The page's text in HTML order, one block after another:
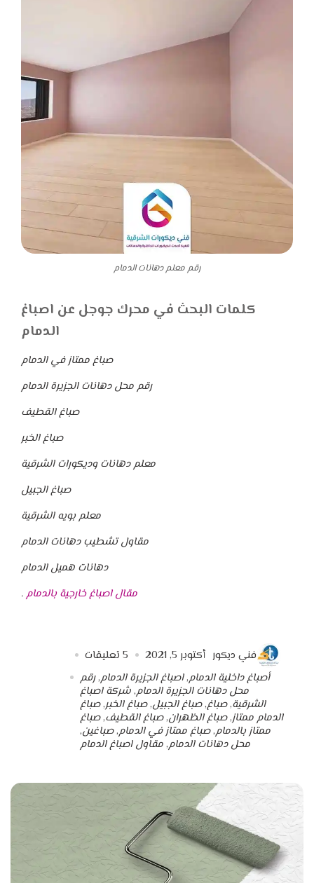
رقم معلم دهانات الدمام
كلمات البحث في محرك جوجل عن اصباغ
الدمام
صباغ ممتاز في الدمام
رقم محل دهانات الجزيرة الدمام
صباغ القطيف
صباغ الخبر
معلم دهانات وديكورات الشرقية
صباغ الجبيل
معلم بويه الشرقية
مقاول تشطيب دهانات الدمام
دهانات هميل الدمام
مقال اصباغ خارجية بالدمام.
فني ديكور أكتوبر 5, 2021 5 تعليقات
أصباغ داخلية الدمام,اصباغ الجزيرة الدمام,رقم
محل دهانات الجزيرة الدمام,شركة اصباغ
الشرقية,صباغ,صباغ الجبيل,صباغ الخبر,صباغ
الدمام ممتاز,صباغ الظهران,صباغ القطيف,صباغ
ممتاز بالدمام,صباغ ممتاز في الدمام,صباغين,
محل دهانات الدمام,مقاول اصباغ الدمام